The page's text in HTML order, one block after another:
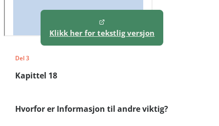
Klikk her for tekstlig versjon
Del 3
Kapittel 18
Hvorfor er Informasjon til andre viktig?